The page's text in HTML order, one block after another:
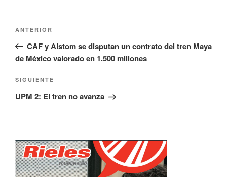
entradas
Entrada
anterior:
ANTERIOR
CAF y Alstom se disputan un contrato del tren Maya
de México valorado en 1.500 millones
Siguiente
entrada
SIGUIENTE
UPM 2: El tren no avanza